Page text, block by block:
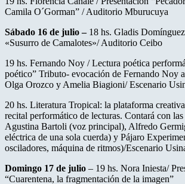
Camila O´Gorman” / Auditorio Mburucuya
Sábado 16 de julio – 18 hs. Gladis
«Susurro de Camalotes»/ Auditorio Ceibo
19 hs. Fernando Noy / Lectura poética
poético” Tributo- evocación de Fernando Noy
Olga Orozco y Amelia Biagioni/ Escenario
20 hs. Literatura Tropical: la plataforma
recital performático de lecturas. Contará con
Agustina Bartoli (voz principal), Alfredo
eléctrica de una sola cuerda) y Pájaro
osciladores, máquina de ritmos)/Escenario
Domingo 17 de julio – 19 hs. Nora Iniesta/
“Cuarentena, la fragmentación de la imagen”